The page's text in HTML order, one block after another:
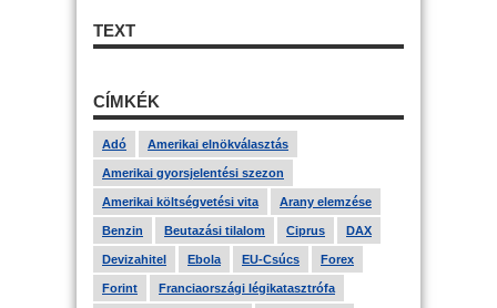
TEXT
CÍMKÉK
Adó Amerikai elnökválasztás
Amerikai gyorsjelentési szezon
Amerikai költségvetési vita Arany elemzése
Benzin Beutazási tilalom Ciprus DAX
Devizahitel Ebola EU-Csúcs Forex
Forint Franciaországi légikatasztrófa